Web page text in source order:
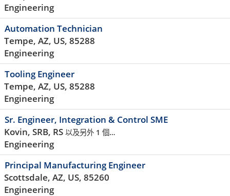
Engineering
Automation Technician
Tempe, AZ, US, 85288
Engineering
Tooling Engineer
Tempe, AZ, US, 85288
Engineering
Sr. Engineer, Integration & Control SME
Kovin, SRB, RS 以及另外 1 個…
Engineering
Principal Manufacturing Engineer
Scottsdale, AZ, US, 85260
Engineering